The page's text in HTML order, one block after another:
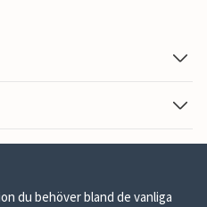
du behöver bland de vanliga